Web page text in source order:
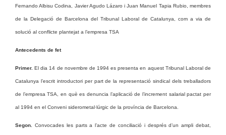
Fernando Albisu Codina, Javier Agudo Lázaro i Juan Manuel Tapia Rubio, membres
de la Delegació de Barcelona del Tribunal Laboral de Catalunya, com a via de
solució al conflicte plantejat a l’empresa TSA
Antecedents de fet
Primer. El dia 14 de novembre de 1994 es presenta en aquest Tribunal Laboral de
Catalunya l’escrit introductori per part de la representació sindical dels treballadors
de l’empresa TSA, en què es denuncia l’aplicació de l’increment salarial pactat per
al 1994 en el Conveni siderometal·lúrgic de la província de Barcelona.
Segon. Convocades les parts a l’acte de conciliació i després d’un ampli debat,